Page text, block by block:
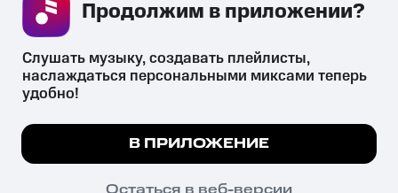
СКАЧАТЬ ПРИЛОЖЕНИЕ
психотропных веществ, их аналогов причиняет вред здоровью,
их незаконный оборот запрещён и влечёт установленную
законодательством ответственность.
© 2026 ООО «КИОН».
Мы используем куки, чтобы на сайте все
Подробнее
ПОНЯТНО
Слушать музыку, создавать плейлисты,
наслаждаться персональными миксами теперь
удобно!
В ПРИЛОЖЕНИЕ
Остаться в веб-версии